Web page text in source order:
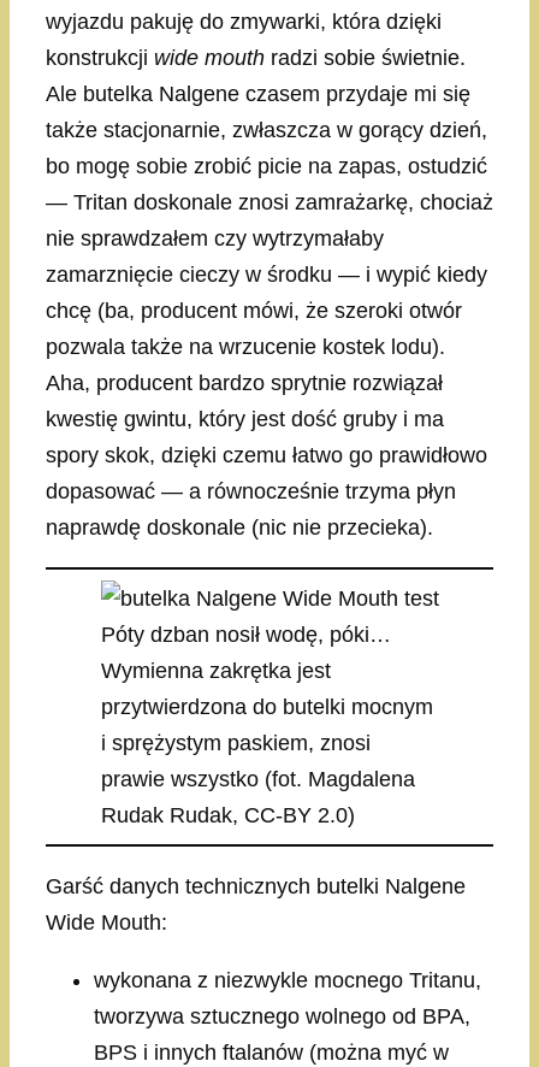
wyjazdu pakuję do zmywarki, która dzięki
konstrukcji wide mouth radzi sobie świetnie.
Ale butelka Nalgene czasem przydaje mi się
także stacjonarnie, zwłaszcza w gorący dzień,
bo mogę sobie zrobić picie na zapas, ostudzić
— Tritan doskonale znosi zamrażarkę, chociaż
nie sprawdzałem czy wytrzymałaby
zamarznięcie cieczy w środku — i wypić kiedy
chcę (ba, producent mówi, że szeroki otwór
pozwala także na wrzucenie kostek lodu).
Aha, producent bardzo sprytnie rozwiązał
kwestię gwintu, który jest dość gruby i ma
spory skok, dzięki czemu łatwo go prawidłowo
dopasować — a równocześnie trzyma płyn
naprawdę doskonale (nic nie przecieka).
Póty dzban nosił wodę, póki…
Wymienna zakrętka jest
przytwierdzona do butelki mocnym
i sprężystym paskiem, znosi
prawie wszystko (fot. Magdalena
Rudak Rudak, CC-BY 2.0)
Garść danych technicznych butelki Nalgene
Wide Mouth:
wykonana z niezwykle mocnego Tritanu,
tworzywa sztucznego wolnego od BPA,
BPS i innych ftalanów (można myć w